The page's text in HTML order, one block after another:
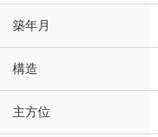
築年月
構造
主方位